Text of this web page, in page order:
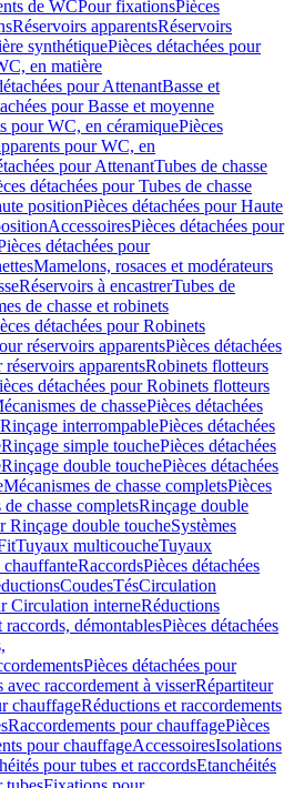
de WCPour fixationsPièces
Réservoirs apparentsRéservoirs
synthétiquePièces détachées pour
en matière
pour AttenantBasse et
pour Basse et moyenne
pour WC, en céramiquePièces
pour WC, en
pour AttenantTubes de chasse
détachées pour Tubes de chasse
positionPièces détachées pour Haute
AccessoiresPièces détachées pour
détachées pour
Mamelons, rosaces et modérateurs
Réservoirs à encastrerTubes de
de chasse et robinets
détachées pour Robinets
réservoirs apparentsPièces détachées
apparentsRobinets flotteurs
détachées pour Robinets flotteurs
de chassePièces détachées
Rinçage interrompablePièces détachées
Rinçage simple touchePièces détachées
Rinçage double touchePièces détachées
Mécanismes de chasse completsPièces
chasse completsRinçage double
Rinçage double toucheSystèmes
Tuyaux multicoucheTuyaux
chauffanteRaccordsPièces détachées
CoudesTésCirculation
Circulation interneRéductions
raccords, démontablesPièces détachées
Pièces détachées pour
avec raccordement à visserRépartiteur
chauffageRéductions et raccordements
Raccordements pour chauffagePièces
pour chauffageAccessoiresIsolations
pour tubes et raccordsEtanchéités